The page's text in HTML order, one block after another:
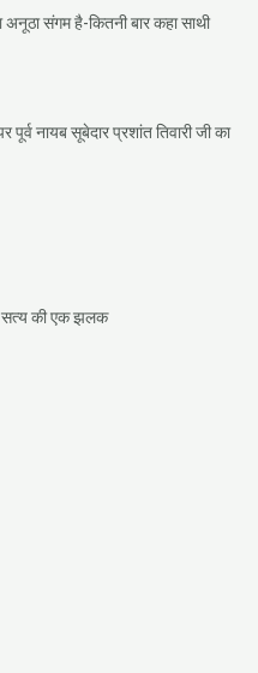
संगम है-कितनी बार कहा साथी
नायब सूबेदार प्रशांत तिवारी जी का
सत्य की एक झलक